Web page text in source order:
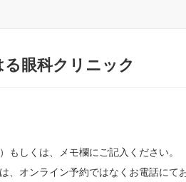
る眼科クリニック
もしくは、メモ欄にご記入ください。
、オンライン予約ではなくお電話にて